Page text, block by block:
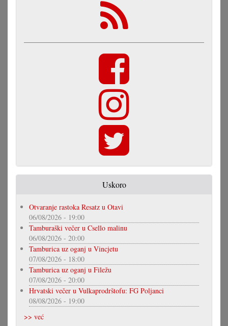
Uskoro
Otvaranje rastoka Resatz u Otavi
06/08/2026 - 19:00
Tamburaški večer u Csello malinu
06/08/2026 - 20:00
Tamburica uz oganj u Vincjetu
07/08/2026 - 18:00
Tamburica uz oganj u Filežu
07/08/2026 - 20:00
Hrvatski večer u Vulkaprodrštofu: FG Poljanci
08/08/2026 - 19:00
>> već